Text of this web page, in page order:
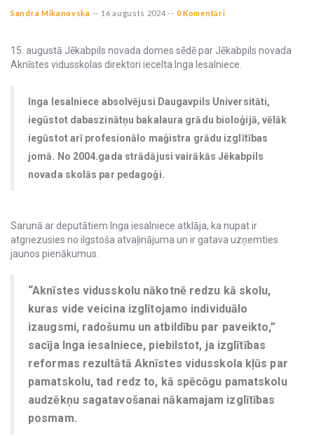
Sandra Mikanovska -- 16 augusts 2024 -- 0 Komentāri
15. augustā Jēkabpils novada domes sēdē par Jēkabpils novada
Aknīstes vidusskolas direktori iecelta Inga Iesalniece.
Inga Iesalniece absolvējusi Daugavpils Universitāti,
iegūstot dabaszinātņu bakalaura grādu bioloģijā, vēlāk
iegūstot arī profesionālo maģistra grādu izglītības
jomā. No 2004.gada strādājusi vairākās Jēkabpils
novada skolās par pedagoģi.
Sarunā ar deputātiem Inga iesalniece atklāja, ka nupat ir
atgriezusies no ilgstoša atvaļinājuma un ir gatava uzņemties
jaunos pienākumus.
“Aknīstes vidusskolu nākotnē redzu kā skolu,
kuras vide veicina izglītojamo individuālo
izaugsmi, radošumu un atbildību par paveikto,”
sacīja Inga iesalniece, piebilstot, ja izglītības
reformas rezultātā Aknīstes vidusskola kļūs par
pamatskolu, tad redz to, kā spēcōgu pamatskolu
audzēkņu sagatavošanai nākamajam izglītības
posmam.